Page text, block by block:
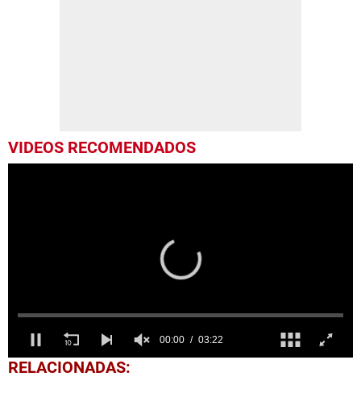
VIDEOS RECOMENDADOS
0
seconds
RELACIONADAS: